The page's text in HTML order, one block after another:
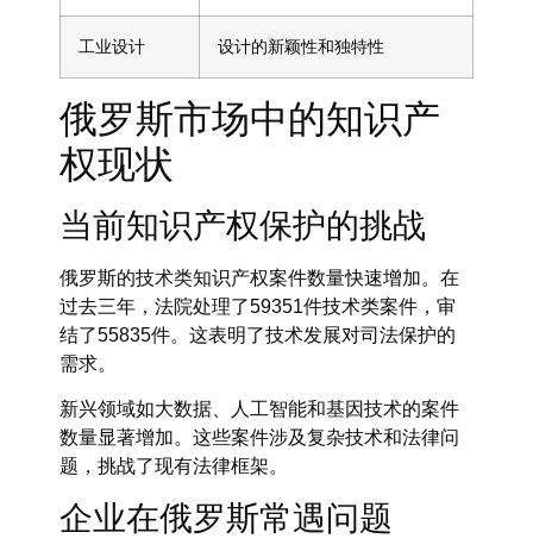
工业设计 设计的新颖性和独特性
俄罗斯市场中的知识产
权现状
当前知识产权保护的挑战
俄罗斯的技术类知识产权案件数量快速增加。在
过去三年，法院处理了59351件技术类案件，审
结了55835件。这表明了技术发展对司法保护的
需求。
新兴领域如大数据、人工智能和基因技术的案件
数量显著增加。这些案件涉及复杂技术和法律问
题，挑战了现有法律框架。
企业在俄罗斯常遇问题